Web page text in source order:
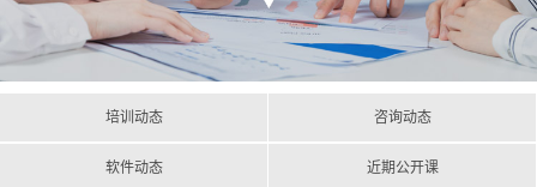
培训动态 咨询动态
软件动态 近期公开课